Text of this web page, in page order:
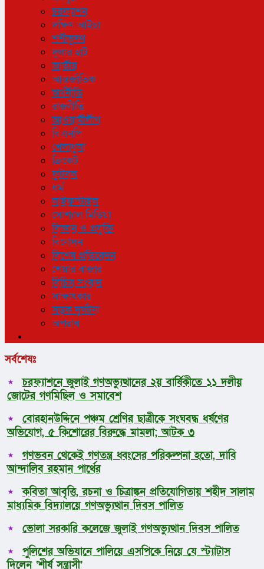
চরফ্যাশন
দক্ষিণ আইচা
শশীভূষণ
দুলার হাট
জাতীয়
আন্তর্জাতিক
অর্থনীতি
রাজনীতি
আওয়ামীলীগ
বিএনপি
খেলাধুলা
ক্রিকেট
ফুটবল
ধর্ম
লাইফস্টাইল
সোশ্যাল মিডিয়া
বিজ্ঞান ও প্রযুক্তি
বিনোদন
বিশেষ প্রতিবেদন
শেয়ার বাজার
বিচিত্র সংবাদ
সাক্ষাৎকার
সড়ক দুর্ঘটনা
অপরাধ
সর্বশেষঃ
চরফ্যাশনে জুলাই গণঅভ্যুত্থানের ২য় বার্ষিকীতে ১১ দলীয়
জোটের গণমিছিল ও সমাবেশ
বোরহানউদ্দিনে পঞ্চম শ্রেণির ছাত্রীকে সংঘবদ্ধ ধর্ষণের
অভিযোগ, ৫ কিশোরের বিরুদ্ধে মামলা; আটক ৩
গণভবন থেকেই গণতন্ত্র ধ্বংসের পরিকল্পনা হতো, দাবি
আন্দালিব রহমান পার্থের
কবিতা আবৃত্তি, রচনা ও চিত্রাঙ্কন প্রতিযোগিতায় শহীদ সালাম
মাধ্যমিক বিদ্যালয়ে গণঅভ্যুত্থান দিবস পালিত
ভোলা সরকারি কলেজে জুলাই গণঅভ্যুত্থান দিবস পালিত
পুলিশের অভিযানে পালিয়ে এসপিকে নিয়ে যে স্ট্যাটাস
দিলেন ‘শীর্ষ সন্ত্রাসী’